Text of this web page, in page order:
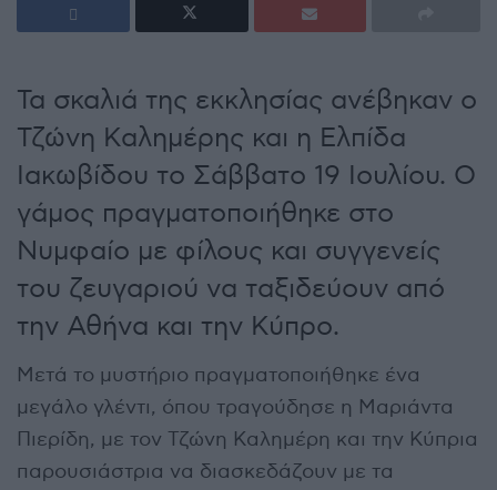
Τα σκαλιά της εκκλησίας ανέβηκαν ο
Τζώνη Καλημέρης και η Ελπίδα
Ιακωβίδου το Σάββατο 19 Ιουλίου. Ο
γάμος πραγματοποιήθηκε στο
Νυμφαίο με φίλους και συγγενείς
του ζευγαριού να ταξιδεύουν από
την Αθήνα και την Κύπρο.
Μετά το μυστήριο πραγματοποιήθηκε ένα
μεγάλο γλέντι, όπου τραγούδησε η Μαριάντα
Πιερίδη, με τον Τζώνη Καλημέρη και την Κύπρια
παρουσιάστρια να διασκεδάζουν με τα